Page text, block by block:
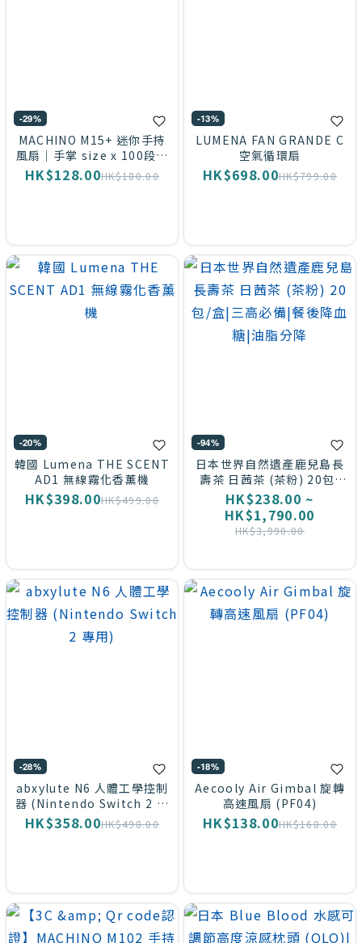
-29%
MACHINO M15+ 迷你手持
風扇｜手掌 size x 100段暴
風
HK$128.00HK$180.00
-13%
LUMENA FAN GRANDE C
空氣循環扇
HK$698.00HK$799.00
-20%
韓國 Lumena THE SCENT
AD1 無線霧化香薰機
HK$398.00HK$499.00
-94%
日本世界自然遺產鹿兒島長
壽茶 日茜茶 (茶粉) 20包/
盒|三高必備|餐後降血糖|油
脂分降
HK$238.00 ~
HK$1,790.00
HK$3,990.00
-28%
abxylute N6 人體工學控制
器 (Nintendo Switch 2 專
用)
HK$358.00HK$498.00
-18%
Aecooly Air Gimbal 旋轉
高速風扇 (PF04)
HK$138.00HK$168.00